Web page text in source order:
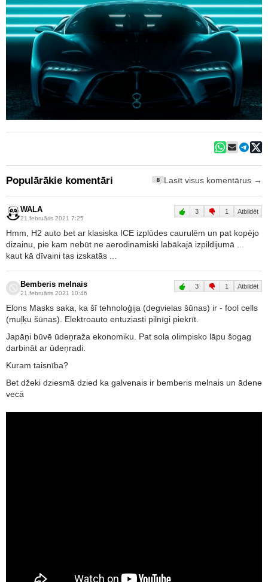
Populārākie komentāri 8 Lasīt visus komentārus →
WALA
21.februāris 2021 7:25
3 1 Atbildēt
Hmm, H2 auto bet ar klasiska ICE izplūdes caurulēm un pat kopējo
dizainu, pie kam nebūt ne aerodinamiski labākajā izpildijumā ...
kaut kā dīvaini tas izskatās ...
Bemberis melnais
21.februāris 2021 10:46
3 1 Atbildēt
Elons Masks saka, ka šī tehnoloģija (degvielas šūnas) ir - fool cells
(muļķu šūnas). Elektroauto entuziasti pilnīgi piekrīt.
Japāņi būvē ūdeņraža ekonomiku. Pat sola olimpisko lāpu šogag
darbināt ar ūdeņradi.
Kuram taisnība?
Bet džeki dziesmā dzied ka galvenais ir bemberis melnais un ādene
vecā